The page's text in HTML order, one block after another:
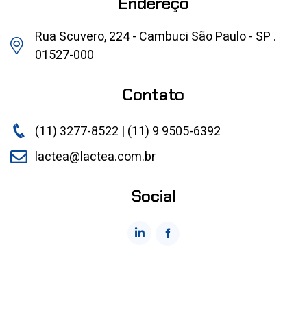
Rua Scuvero, 224 - Cambuci São Paulo - SP .
01527-000
Contato
(11) 3277-8522 | (11) 9 9505-6392
lactea@lactea.com.br
Social